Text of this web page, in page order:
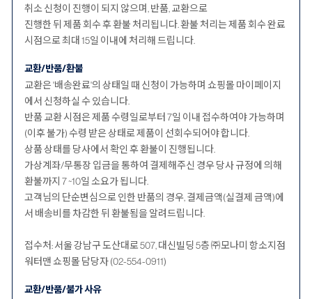
취소 신청이 진행이 되지 않으며, 반품, 교환으로
진행한 뒤 제품 회수 후 환불 처리됩니다. 환불 처리는 제품 회수 완료
시점으로 최대 15일 이내에 처리해 드립니다.
교환/반품/환불
교환은 '배송완료'의 상태일 때 신청이 가능하며 쇼핑몰 마이페이지
에서 신청하실 수 있습니다.
반품 교환 시점은 제품 수령일로부터 7일 이내 접수하여야 가능하며
(이후 불가) 수령 받은 상태로 제품이 선회수되어야 합니다.
상품 상태를 당사에서 확인 후 환불이 진행됩니다.
가상계좌/무통장 입금을 통하여 결제해주신 경우 당사 규정에 의해
환불까지 7 ~10일 소요가 됩니다.
고객님의 단순변심으로 인한 반품의 경우, 결제금액(실결제 금액)에
서 배송비를 차감한 뒤 환불됨을 알려드립니다.
접수처: 서울 강남구 도산대로 507, 대신빌딩 5층 ㈜모나미 항소지점
워터맨 쇼핑몰 담당자 (02-554-0911)
교환/반품/불가 사유